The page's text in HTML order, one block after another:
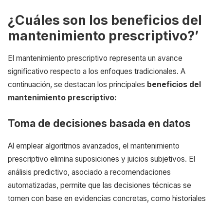
¿Cuáles son los beneficios del
mantenimiento prescriptivo?’
El mantenimiento prescriptivo representa un avance
significativo respecto a los enfoques tradicionales. A
continuación, se destacan los principales beneficios del
mantenimiento prescriptivo:
Toma de decisiones basada en datos
Al emplear algoritmos avanzados, el mantenimiento
prescriptivo elimina suposiciones y juicios subjetivos. El
análisis predictivo, asociado a recomendaciones
automatizadas, permite que las decisiones técnicas se
tomen con base en evidencias concretas, como historiales